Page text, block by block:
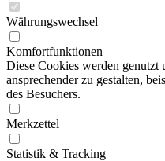
Währungswechsel
Komfortfunktionen
Diese Cookies werden genutzt
ansprechender zu gestalten,
des Besuchers.
Merkzettel
Statistik & Tracking